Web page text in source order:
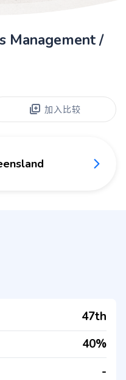
Management /
加入比较
47th
40%
-